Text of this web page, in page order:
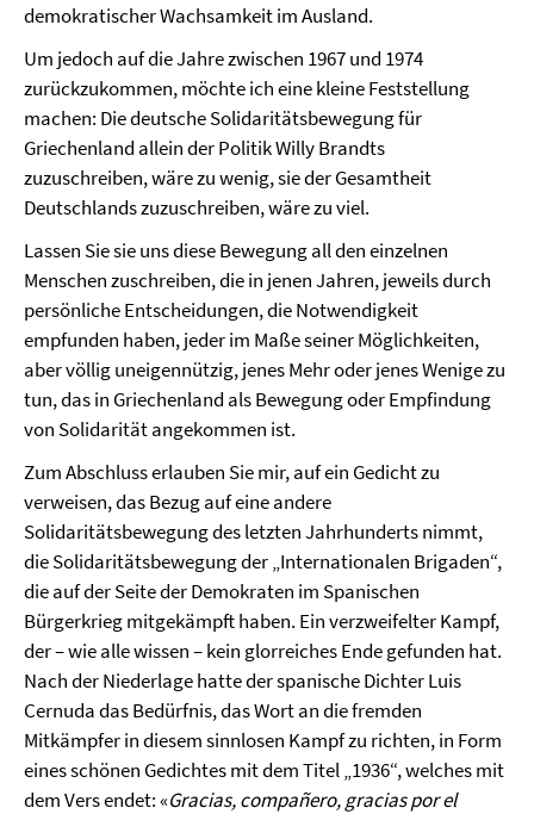
demokratischer Wachsamkeit im Ausland.
Um jedoch auf die Jahre zwischen 1967 und 1974
zurückzukommen, möchte ich eine kleine Feststellung
machen: Die deutsche Solidaritätsbewegung für
Griechenland allein der Politik Willy Brandts
zuzuschreiben, wäre zu wenig, sie der Gesamtheit
Deutschlands zuzuschreiben, wäre zu viel.
Lassen Sie sie uns diese Bewegung all den einzelnen
Menschen zuschreiben, die in jenen Jahren, jeweils durch
persönliche Entscheidungen, die Notwendigkeit
empfunden haben, jeder im Maße seiner Möglichkeiten,
aber völlig uneigennützig, jenes Mehr oder jenes Wenige zu
tun, das in Griechenland als Bewegung oder Empfindung
von Solidarität angekommen ist.
Zum Abschluss erlauben Sie mir, auf ein Gedicht zu
verweisen, das Bezug auf eine andere
Solidaritätsbewegung des letzten Jahrhunderts nimmt,
die Solidaritätsbewegung der „Internationalen Brigaden“,
die auf der Seite der Demokraten im Spanischen
Bürgerkrieg mitgekämpft haben. Ein verzweifelter Kampf,
der – wie alle wissen – kein glorreiches Ende gefunden hat.
Nach der Niederlage hatte der spanische Dichter Luis
Cernuda das Bedürfnis, das Wort an die fremden
Mitkämpfer in diesem sinnlosen Kampf zu richten, in Form
eines schönen Gedichtes mit dem Titel „1936“, welches mit
dem Vers endet: «Gracias, compañero, gracias por el